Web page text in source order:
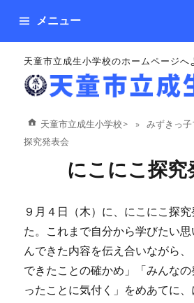
天童市立成生小学校のホームページへ
メニュー
天童市立成生小学校 > みずきっ
探究発表会
にこにこ探究
９月４日（木）に、にこにこ探
た。これまで自分から学びたい
んできた内容を伝え合いながら、
できたことの確かめ」「みんな
ったことに気付く」をめあてに